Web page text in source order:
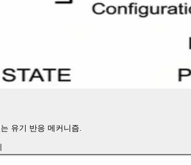
유기 반응 메커니즘.